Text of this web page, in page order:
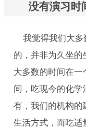
没有演习时
我觉得我们大多
的，并非为久坐
大多数的时间在
间，吃现今的化
有，我们的机构的
生活方式，而吃适